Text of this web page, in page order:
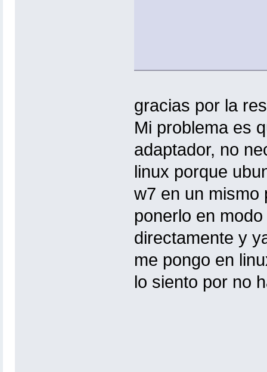
gracias por la
Mi problema es
adaptador, no
linux porque
w7 en un mismo
ponerlo en
directamente y
me pongo en
lo siento por no